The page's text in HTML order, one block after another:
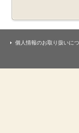
個人情報のお取り扱いに